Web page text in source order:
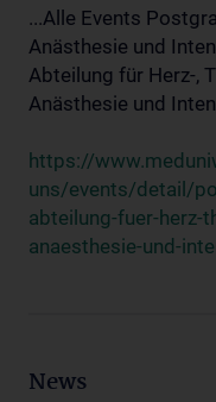
...Alle Events
Anästhesie und
Abteilung für Herz-,
Anästhesie und
https://
uns/events/detail/
abteilung-fuer-herz-
anaesthesie-und-
News